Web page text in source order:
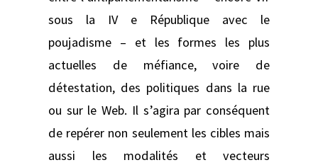
sous la IV e République avec le
poujadisme – et les formes les plus
actuelles de méfiance, voire de
détestation, des politiques dans la rue
ou sur le Web. Il s’agira par conséquent
de repérer non seulement les cibles mais
aussi les modalités et vecteurs